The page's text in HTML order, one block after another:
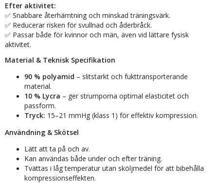
Efter aktivitet:
✅ Snabbare återhämtning och minskad träningsvärk.
✅ Reducerar risken för svullnad och åderbråck.
✅ Passar både för kvinnor och män, även vid lättare fysisk
aktivitet.
Material & Teknisk Specifikation
90 % polyamid – slitstarkt och fukttransporterande
material.
10 % Lycra – ger strumporna optimal elasticitet och
passform.
Tryck: 15–21 mmHg (klass 1) för effektiv kompression.
Användning & Skötsel
Lätt att ta på och av.
Kan användas både under och efter träning.
Tvättas i låg temperatur utan sköljmedel för att bibehålla
kompressionseffekten.